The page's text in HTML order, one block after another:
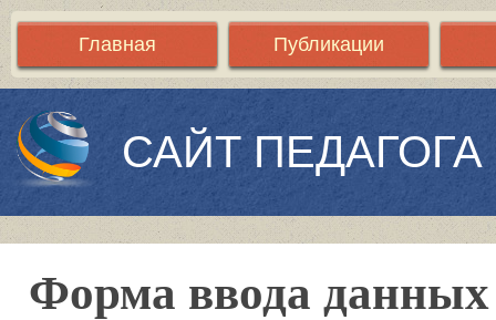
Главная Публикации
САЙТ ПЕДАГОГА
Форма ввода данных